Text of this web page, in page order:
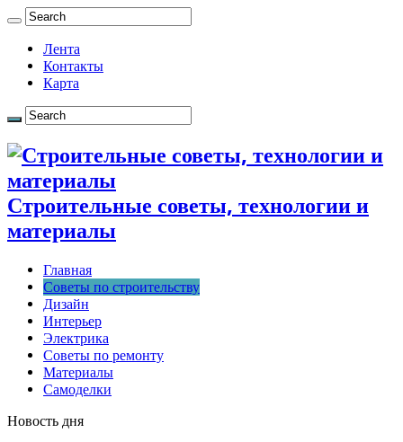
Лента
Контакты
Карта
Строительные советы, технологии и
материалы
Главная
Советы по строительству
Дизайн
Интерьер
Электрика
Советы по ремонту
Материалы
Самоделки
Новость дня